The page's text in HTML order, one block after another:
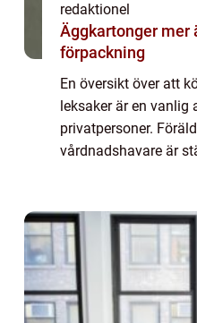
redaktionel
Äggkartonger mer än bara en
förpackning
En översikt över att
leksaker är en vanlig
privatpersoner.
vårdnadshavare är
köpa ...